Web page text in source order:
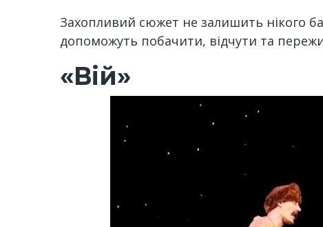
Захопливий сюжет не залишить нікого
допоможуть побачити, відчути та
«Вій»